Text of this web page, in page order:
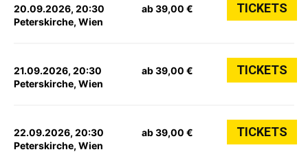
20.09.2026, 20:30
Peterskirche, Wien
ab 39,00 € TICKETS
21.09.2026, 20:30
Peterskirche, Wien
ab 39,00 € TICKETS
22.09.2026, 20:30
Peterskirche, Wien
ab 39,00 € TICKETS